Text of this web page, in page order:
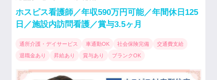
ホスピス看護師／年収590万円可能／年間休日125
日／施設内訪問看護／賞与3.5ヶ月
通所介護・デイサービス 車通勤OK 社会保険完備
交通費支給
退職金あり
昇給あり 賞与あり ブランクOK